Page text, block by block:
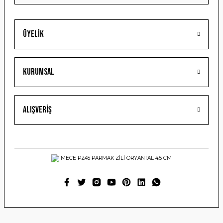
Gönder
Üyelik
Kurumsal
Alışveriş